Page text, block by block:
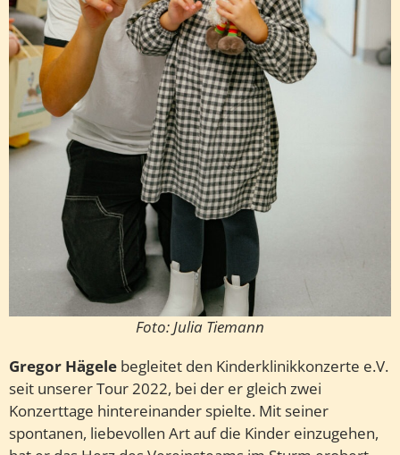
Foto: Julia Tiemann
Gregor Hägele begleitet den Kinderklinikkonzerte e.V.
seit unserer Tour 2022, bei der er gleich zwei
Konzerttage hintereinander spielte. Mit seiner
spontanen, liebevollen Art auf die Kinder einzugehen,